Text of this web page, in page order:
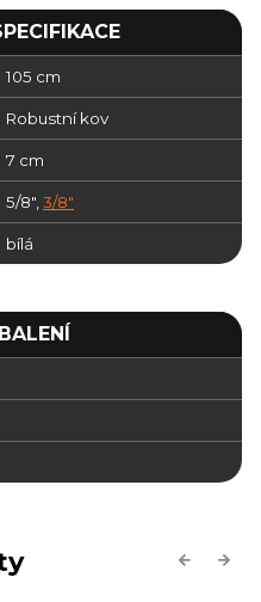
105 cm
Robustní kov
7 cm
5/8",3/8"
bílá
Previous
Next